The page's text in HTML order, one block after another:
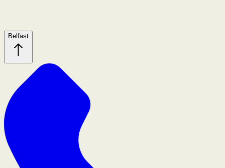
Belfast